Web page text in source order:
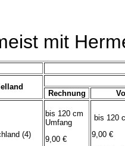
mit
Rechnung
(4)
bis 120 cm
Umfang
9,00 €
bis 120
9,00 €